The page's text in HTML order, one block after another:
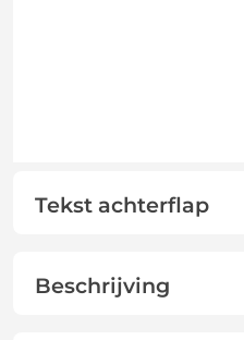
Tekst achterflap
Beschrijving